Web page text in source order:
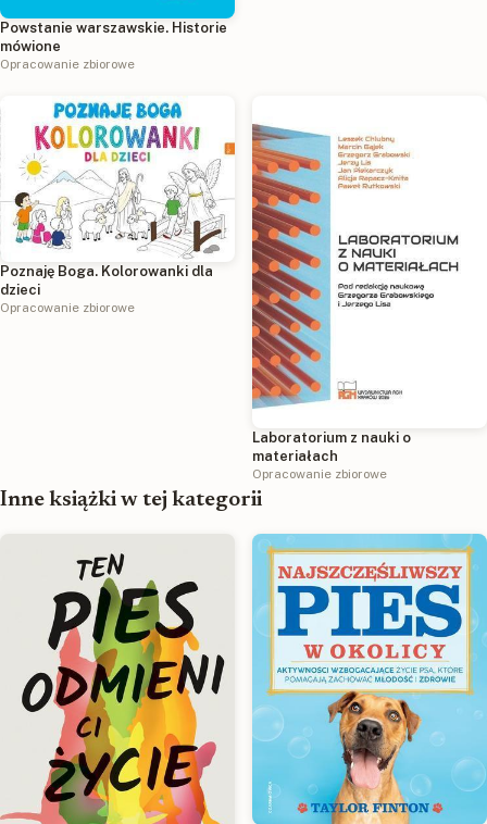
Powstanie warszawskie. Historie
mówione
Opracowanie zbiorowe
Poznaję Boga. Kolorowanki dla
dzieci
Opracowanie zbiorowe
Laboratorium z nauki o
materiałach
Opracowanie zbiorowe
Inne książki w tej kategorii